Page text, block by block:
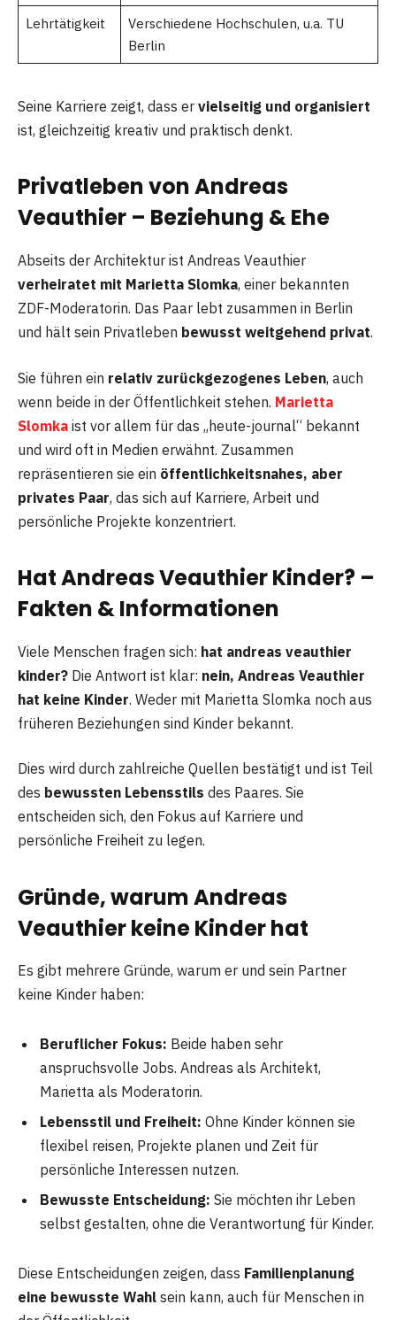
Lehrtätigkeit
Verschiedene Hochschulen, u.a. TU
Berlin
Seine Karriere zeigt, dass er vielseitig und organisiert
ist, gleichzeitig kreativ und praktisch denkt.
Privatleben von Andreas
Veauthier – Beziehung & Ehe
Abseits der Architektur ist Andreas Veauthier
verheiratet mit Marietta Slomka, einer bekannten
ZDF-Moderatorin. Das Paar lebt zusammen in Berlin
und hält sein Privatleben bewusst weitgehend privat.
Sie führen ein relativ zurückgezogenes Leben, auch
wenn beide in der Öffentlichkeit stehen. Marietta
Slomka ist vor allem für das „heute-journal“ bekannt
und wird oft in Medien erwähnt. Zusammen
repräsentieren sie ein öffentlichkeitsnahes, aber
privates Paar, das sich auf Karriere, Arbeit und
persönliche Projekte konzentriert.
Hat Andreas Veauthier Kinder? –
Fakten & Informationen
Viele Menschen fragen sich: hat andreas veauthier
kinder? Die Antwort ist klar: nein, Andreas Veauthier
hat keine Kinder. Weder mit Marietta Slomka noch aus
früheren Beziehungen sind Kinder bekannt.
Dies wird durch zahlreiche Quellen bestätigt und ist Teil
des bewussten Lebensstils des Paares. Sie
entscheiden sich, den Fokus auf Karriere und
persönliche Freiheit zu legen.
Gründe, warum Andreas
Veauthier keine Kinder hat
Es gibt mehrere Gründe, warum er und sein Partner
keine Kinder haben:
Beruflicher Fokus: Beide haben sehr
anspruchsvolle Jobs. Andreas als Architekt,
Marietta als Moderatorin.
Lebensstil und Freiheit: Ohne Kinder können sie
flexibel reisen, Projekte planen und Zeit für
persönliche Interessen nutzen.
Bewusste Entscheidung: Sie möchten ihr Leben
selbst gestalten, ohne die Verantwortung für Kinder.
Diese Entscheidungen zeigen, dass Familienplanung
eine bewusste Wahl sein kann, auch für Menschen in